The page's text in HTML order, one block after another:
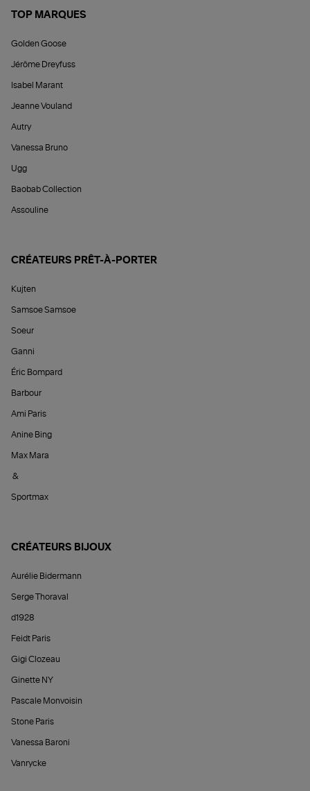
TOP MARQUES
Golden Goose
Jérôme Dreyfuss
Isabel Marant
Jeanne Vouland
Autry
Vanessa Bruno
Ugg
Baobab Collection
Assouline
CRÉATEURS PRÊT-À-PORTER
Kujten
Samsoe Samsoe
Soeur
Ganni
Éric Bompard
Barbour
Ami Paris
Anine Bing
Max Mara
&
Sportmax
CRÉATEURS BIJOUX
Aurélie Bidermann
Serge Thoraval
d1928
Feidt Paris
Gigi Clozeau
Ginette NY
Pascale Monvoisin
Stone Paris
Vanessa Baroni
Vanrycke